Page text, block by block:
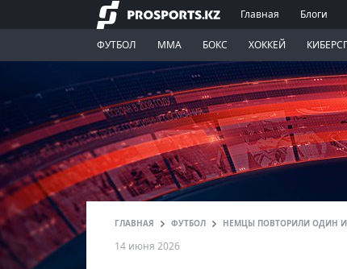
Главная Блоги
ФУТБОЛ ММА БОКС ХОККЕЙ
ГЛАВНАЯ ФУТБОЛ НЕМЦЫ ПОВТОРИЛИ ОДИН
14 июня 2026